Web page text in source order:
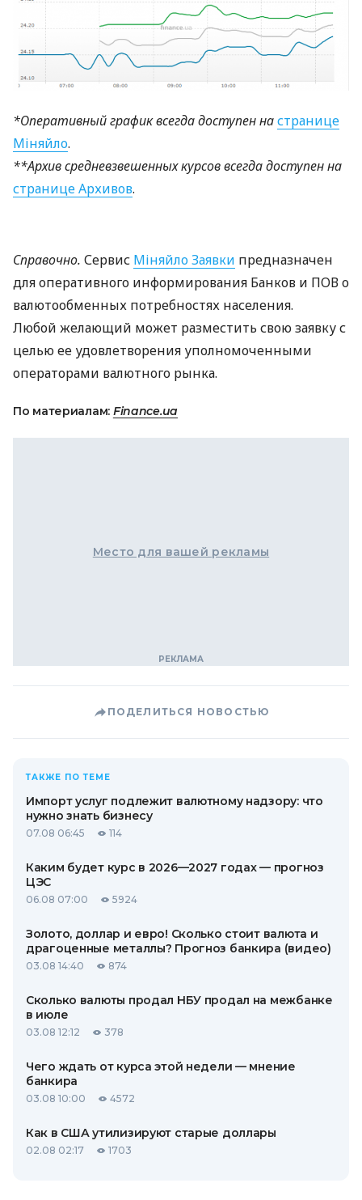
*Оперативный график всегда доступен настранице
Міняйло.
**Архив средневзвешенных курсов всегда доступен на
странице Архивов.
Справочно. Сервис Міняйло Заявки предназначен
для оперативного информирования Банков и ПОВо
валютообменных потребностях населения.
Любой желающий может разместить свою заявку с
целью ее удовлетворения уполномоченными
операторами валютного рынка.
По материалам: Finance.ua
Место для вашей рекламы
ПОДЕЛИТЬСЯ НОВОСТЬЮ
ТАКЖЕ ПО ТЕМЕ
Импорт услуг подлежит валютному надзору: что
нужно знать бизнесу
07.08 06:45 114
Каким будет курс в 2026—2027 годах — прогноз
ЦЭС
06.08 07:00 5924
Золото, доллар и евро! Сколько стоит валюта и
драгоценные металлы? Прогноз банкира (видео)
03.08 14:40 874
Сколько валюты продал НБУ продал на межбанке
в июле
03.08 12:12 378
Чего ждать от курса этой недели — мнение
банкира
03.08 10:00 4572
Как в США утилизируют старые доллары
02.08 02:17 1703